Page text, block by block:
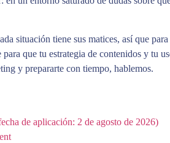
situación tiene sus matices, así que
que tu estrategia de contenidos y tu
y prepararte con tiempo, hablemos.
de aplicación: 2 de agosto de 2026)